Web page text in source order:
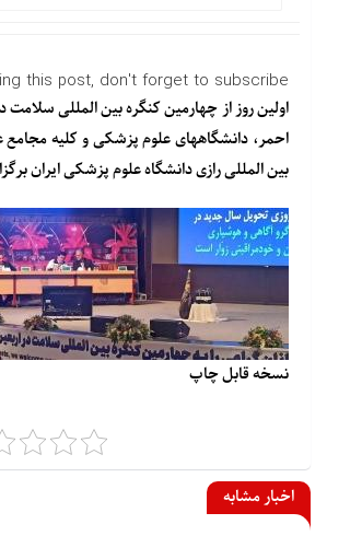
this post, don't forget to subscribe!
اولین روز از چهارمین کنگره بین المللی
بین المللی رازی دانشگاه علوم پزشکی ایران برگزار شد . این کنگره طی
نسخه قابل چاپ
اخبار مشابه